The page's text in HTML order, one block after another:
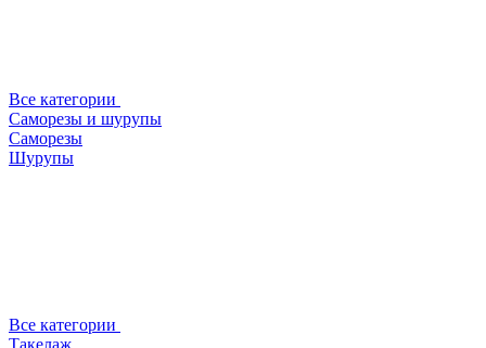
Все категории
Саморезы и шурупы
Саморезы
Шурупы
Все категории
Такелаж